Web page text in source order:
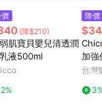
(降$210)
肌寶貝嬰兒清透潤
液500ml
2%
降價
加強
台灣